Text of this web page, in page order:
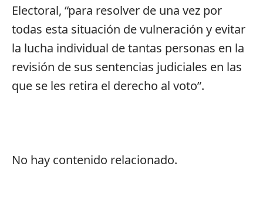
Electoral, “para resolver de una vez por
todas esta situación de vulneración y evitar
la lucha individual de tantas personas en la
revisión de sus sentencias judiciales en las
que se les retira el derecho al voto”.
No hay contenido relacionado.